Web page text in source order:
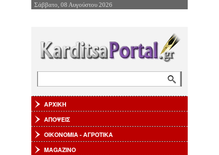
Επιστροφή στην Πλοήγηση
Σάββατο, 08 Αυγούστου 2026
ΑΡΧΙΚΗ
ΑΠΟΨΕΙΣ
ΟΙΚΟΝΟΜΙΑ - ΑΓΡΟΤΙΚΑ
MAGAZINO